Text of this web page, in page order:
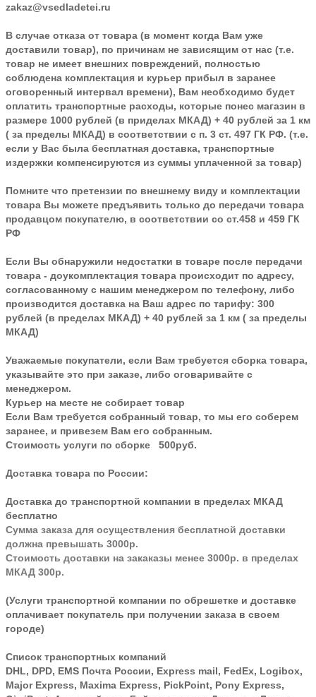
zakaz@vsedladetei.ru
В случае отказа от товара (в момент когда Вам уже
доставили товар), по причинам не зависящим от нас (т.е.
товар не имеет внешних повреждений, полностью
соблюдена комплектация и курьер прибыл в заранее
оговоренный интервал времени), Вам необходимо будет
оплатить транспортные расходы, которые понес магазин в
размере 1000 рублей (в приделах МКАД) + 40 рублей за 1 км
( за пределы МКАД) в соответствии с п. 3 ст. 497 ГК РФ. (т.е.
если у Вас была бесплатная доставка, транспортные
издержки компенсируются из суммы уплаченной за товар)
Помните что претензии по внешнему виду и комплектации
товара Вы можете предъявить только до передачи товара
продавцом покупателю, в соответствии со ст.458 и 459 ГК
РФ
Если Вы обнаружили недостатки в товаре после передачи
товара - доукомплектация товара происходит по адресу,
согласованному с нашим менеджером по телефону, либо
производится доставка на Ваш адрес по тарифу: 300
рублей (в пределах МКАД) + 40 рублей за 1 км ( за пределы
МКАД)
Уважаемые покупатели, если Вам требуется сборка товара,
указывайте это при заказе, либо оговаривайте с
менеджером.
Курьер на месте не собирает товар
Если Вам требуется собранный товар, то мы его соберем
заранее, и привезем Вам его собранным.
Стоимость услуги по сборке 500руб.
Доставка товара по России:
Доставка до транспортной компании в пределах МКАД
бесплатно
Сумма заказа для осуществления бесплатной доставки
должна превышать 3000р.
Стоимость доставки на закаказы менее 3000р. в пределах
МКАД 300р.
(Услуги транспортной компании по обрешетке и доставке
оплачивает покупатель при получении заказа в своем
городе)
Список транспортных компаний
DHL, DPD, EMS Почта России, Express mail, FedEx, Logibox,
Major Express, Maxima Express, PickPoint, Pony Express,